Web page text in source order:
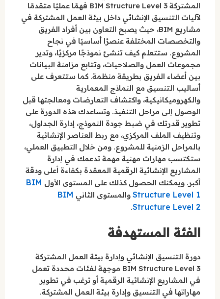
المشتركة BIM Structure Level 3 فهمًا عمليًا متقدمًا
لآليات التنسيق الإنشائي داخل بيئة العمل المشتركة في
مشاريع BIM، حيث يصبح التعاون بين أفراد الفريق
والتخصصات المختلفة عنصرًا أساسيًا في نجاح
المشروع. ستتعلم كيف تنشئ نموذجًا مركزيًا، وتدير
مجموعات العمل والصلاحيات، وتتابع مزامنة البيانات
بين أعضاء الفريق بطريقة منظمة. كما ستتعرف على
أساليب التنسيق مع النماذج المعمارية
والكهروميكانيكية، واكتشاف التعارضات ومعالجتها قبل
الوصول إلى مراحل التنفيذ. وتساعدك هذه الدورة على
تطوير قدرتك في ضبط جودة النموذج، إدارة الجداول،
وتنظيف الملف المركزي، مع ربط العناصر الإنشائية
بالمراحل الزمنية للمشروع. ومن خلال التطبيق العملي،
ستكتسب مهارات مهنية مهمة تدعمك في إدارة
المشاريع الإنشائية الرقمية المعقدة بكفاءة أعلى ودقة
أكبر. ويمكنك الحصول كذلك على المستوى الأول BIM
Structure Level 1 والمستوى الثاني BIM
Structure Level 2
.
الفئة المستهدفة
دورة التنسيق الإنشائي وإدارة بيئة العمل المشتركة
BIM Structure Level 3 موجهة لفئات محددة تعمل
في المشاريع الإنشائية الرقمية أو ترغب في تطوير
مهاراتها في التنسيق وإدارة بيئة العمل المشتركة.